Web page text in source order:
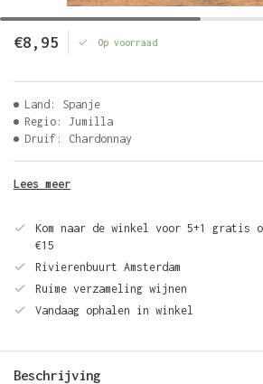
€8,95 Op voorraad
Land: Spanje
Regio: Jumilla
Druif: Chardonnay
Lees meer
Kom naar de winkel voor 5+1
€15
Rivierenbuurt Amsterdam
Ruime verzameling wijnen
Vandaag ophalen in winkel
Beschrijving